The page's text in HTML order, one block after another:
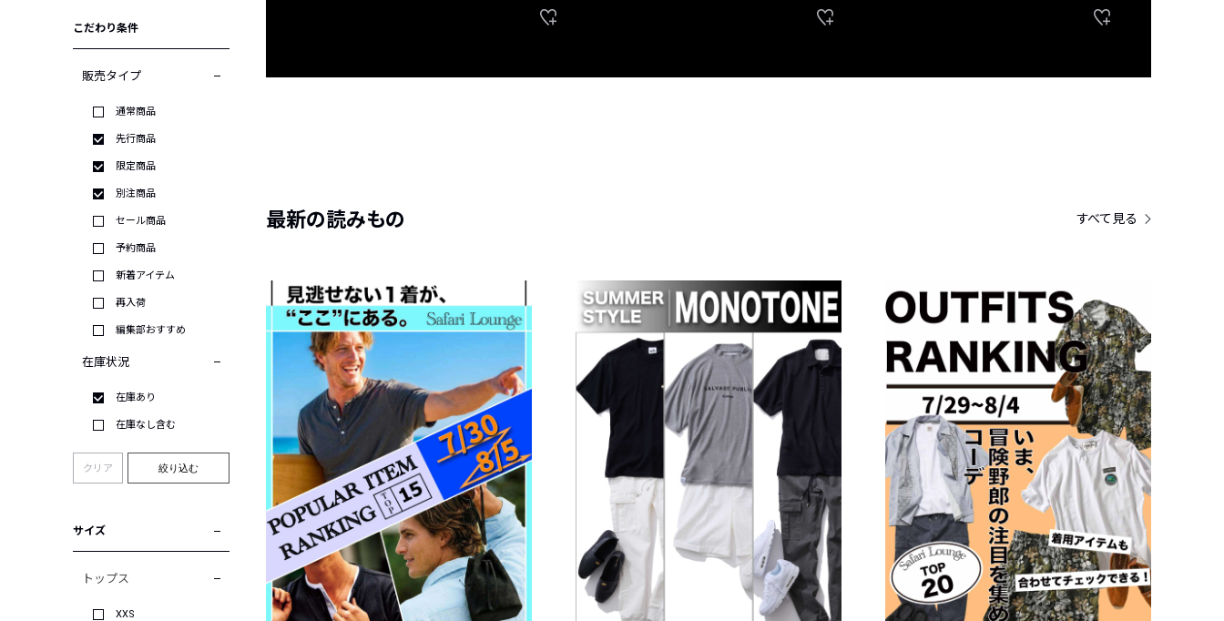
こだわり条件
販売タイプ
通常商品
先行商品
限定商品
別注商品
セール商品
予約商品
新着アイテム
再入荷
編集部おすすめ
在庫状況
在庫あり
在庫なし含む
クリア 絞り込む
サイズ
トップス
XXS
最新の読みもの すべて見る